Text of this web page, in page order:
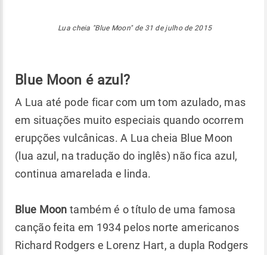
Lua cheia "Blue Moon" de 31 de julho de 2015
Blue Moon é azul?
A Lua até pode ficar com um tom azulado, mas
em situações muito especiais quando ocorrem
erupções vulcânicas. A Lua cheia Blue Moon
(lua azul, na tradução do inglês) não fica azul,
continua amarelada e linda.
Blue Moon também é o título de uma famosa
canção feita em 1934 pelos norte americanos
Richard Rodgers e Lorenz Hart, a dupla Rodgers